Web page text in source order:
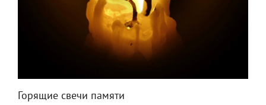
Горящие свечи памяти